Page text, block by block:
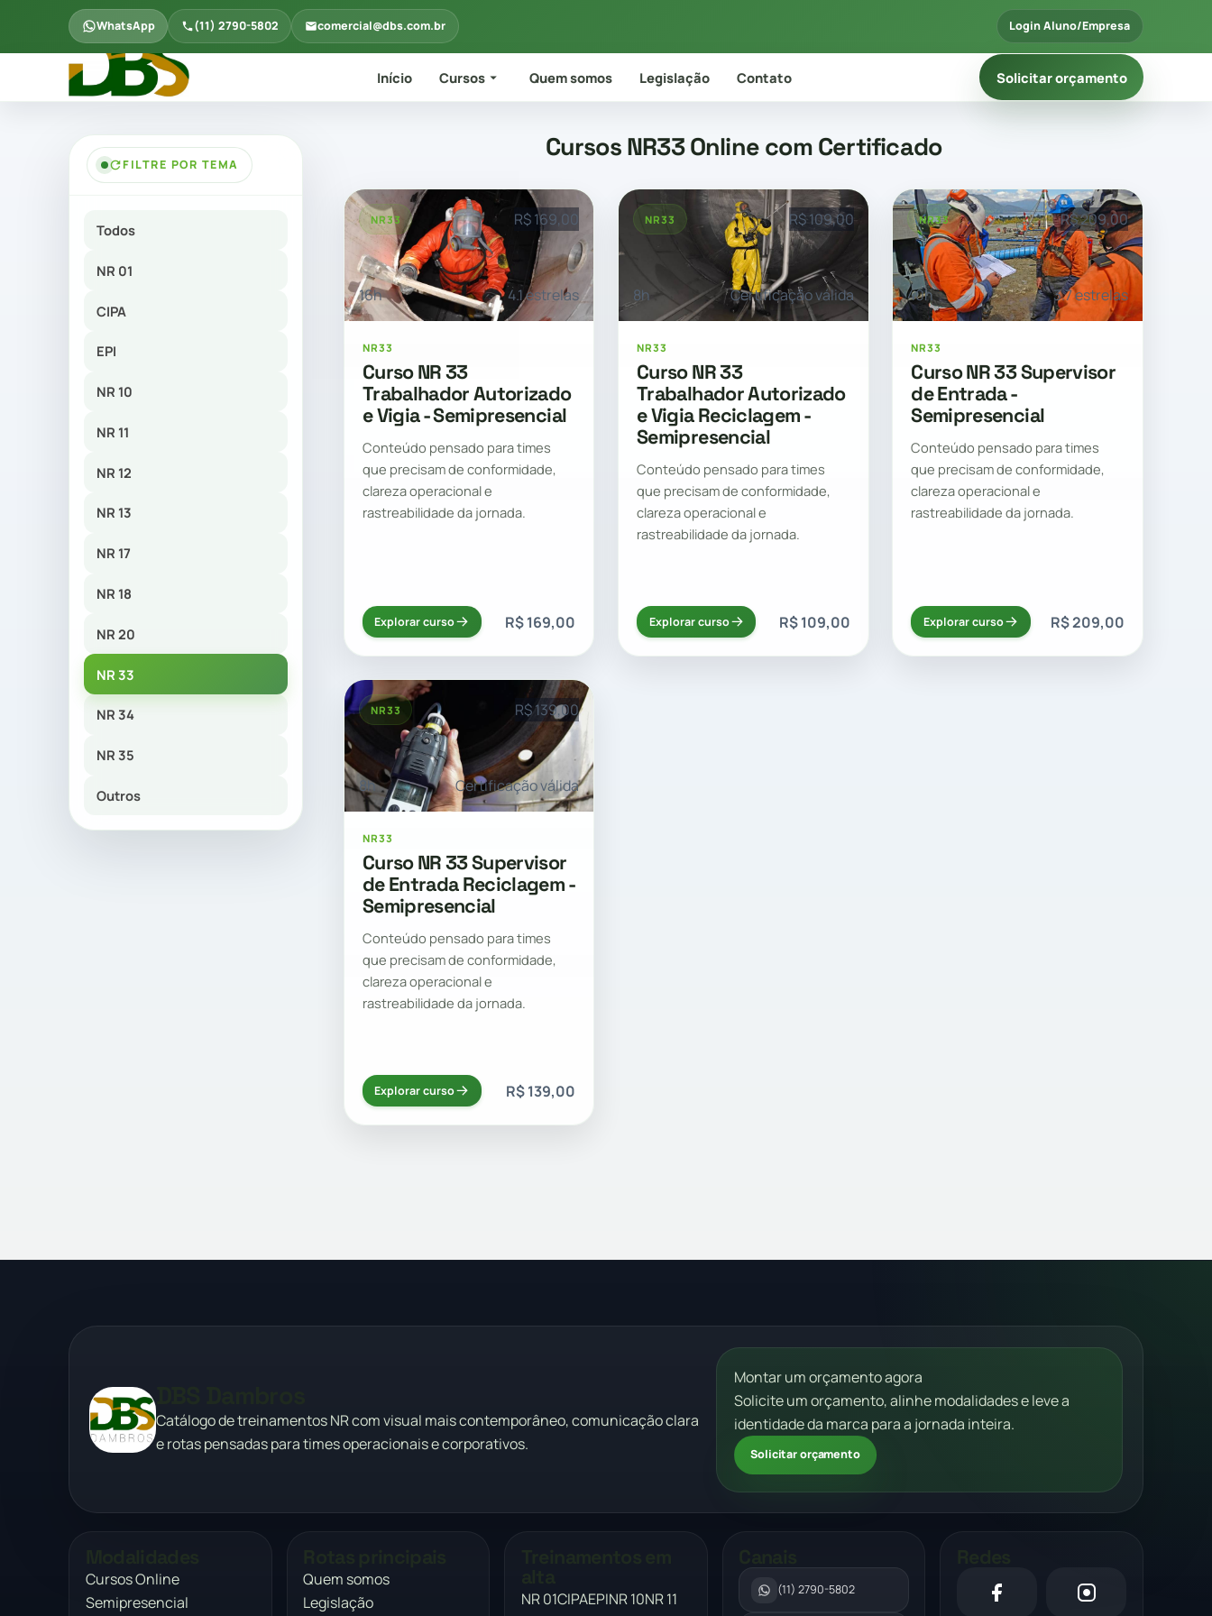
WhatsApp (11) 2790-5802 comercial@dbs.com.br Login Aluno/Empresa
Início Cursos Quem somos Legislação Contato Solicitar orçamento
FILTRE POR TEMA
Todos
NR 01
CIPA
EPI
NR 10
NR 11
NR 12
NR 13
NR 17
NR 18
NR 20
NR 33
NR 34
NR 35
Outros
Cursos NR33 Online com Certificado
NR33 R$ 169,00
16h 4.1 estrelas
NR33
Curso NR 33
Trabalhador Autorizado
e Vigia - Semipresencial
Conteúdo pensado para times
que precisam de conformidade,
clareza operacional e
rastreabilidade da jornada.
Explorar curso R$ 169,00
NR33 R$ 109,00
8h Certificação válida
NR33
Curso NR 33
Trabalhador Autorizado
e Vigia Reciclagem -
Semipresencial
Conteúdo pensado para times
que precisam de conformidade,
clareza operacional e
rastreabilidade da jornada.
Explorar curso R$ 109,00
NR33 R$ 209,00
40h 3.7 estrelas
NR33
Curso NR 33 Supervisor
de Entrada -
Semipresencial
Conteúdo pensado para times
que precisam de conformidade,
clareza operacional e
rastreabilidade da jornada.
Explorar curso R$ 209,00
NR33 R$ 139,00
8h Certificação válida
NR33
Curso NR 33 Supervisor
de Entrada Reciclagem -
Semipresencial
Conteúdo pensado para times
que precisam de conformidade,
clareza operacional e
rastreabilidade da jornada.
Explorar curso R$ 139,00
DBS Dambros
Catálogo de treinamentos NR com visual mais contemporâneo, comunicação clara
e rotas pensadas para times operacionais e corporativos.
Montar um orçamento agora
Solicite um orçamento, alinhe modalidades e leve a
identidade da marca para a jornada inteira.
Solicitar orçamento
Cursos Online
Semipresencial
Quem somos
Legislação
NR 01CIPAEPINR 10NR 11
(11) 2790-5802